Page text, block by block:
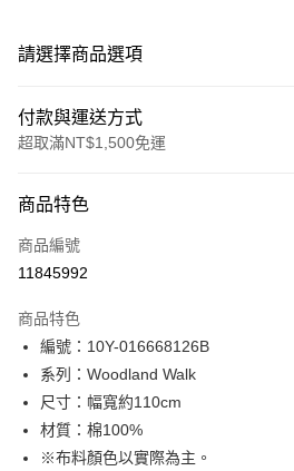
請選擇商品選項
付款與運送方式
超取滿NT$1,500免運
信用卡一次付款
超商取貨付款
Apple Pay
街口支付
Google Pay
AFTEE先享後付
商品特色
商品編號
11845992
商品特色
編號：10Y-016668126B
系列：Woodland Walk
尺寸：幅寬約110cm
材質：棉100%
※布料顏色以實際為主。